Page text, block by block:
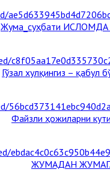
Жума_суҳбати
Гўзал хулқингиз – қабул
Файзли ҳожиларни